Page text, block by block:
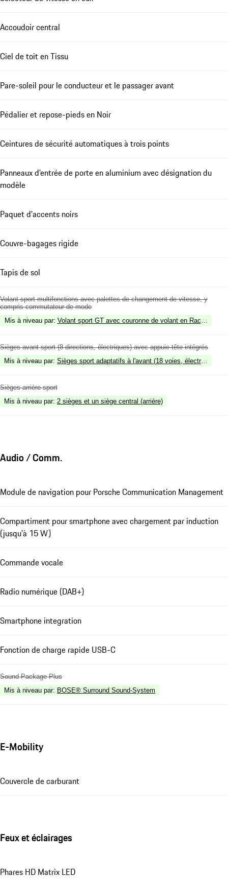
Accoudoir central
Ciel de toit en Tissu
Pare-soleil pour le conducteur et le passager avant
Pédalier et repose-pieds en Noir
Ceintures de sécurité automatiques à trois points
Panneaux d'entrée de porte en aluminium avec désignation du
modèle
Paquet d'accents noirs
Couvre-bagages rigide
Tapis de sol
Volant sport multifonctions avec palettes de changement de vitesse, y
compris commutateur de mode
Mis à niveau par: Volant sport GT avec couronne de volant en Race-Tex,
Sièges avant sport (8 directions, électriques) avec appuie-tête intégrés
Mis à niveau par: Sièges sport adaptatifs à l'avant (18 voies, électriques)
Sièges arrière sport
Mis à niveau par: 2 sièges et un siège central (arrière)
Audio / Comm.
Module de navigation pour Porsche Communication Management
Compartiment pour smartphone avec chargement par induction
(jusqu'à 15 W)
Commande vocale
Radio numérique (DAB+)
Smartphone integration
Fonction de charge rapide USB-C
Sound Package Plus
Mis à niveau par: BOSE® Surround Sound-System
E-Mobility
Couvercle de carburant
Feux et éclairages
Phares HD Matrix LED